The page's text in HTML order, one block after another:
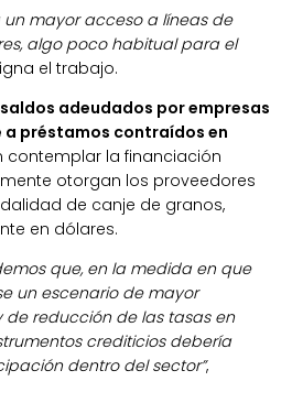
mayor acceso a líneas de
algo poco habitual para el
el trabajo.
saldos adeudados por empresas
préstamos contraídos en
contemplar la financiación
otorgan los proveedores
de canje de granos,
en dólares.
que, en la medida en que
un escenario de mayor
reducción de las tasas en
crediticios debería
dentro del sector”,